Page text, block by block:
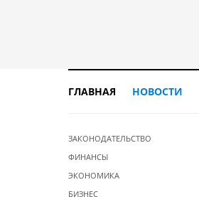
ГЛАВНАЯ НОВОСТИ
ЗАКОНОДАТЕЛЬСТВО
ФИНАНСЫ
ЭКОНОМИКА
БИЗНЕС